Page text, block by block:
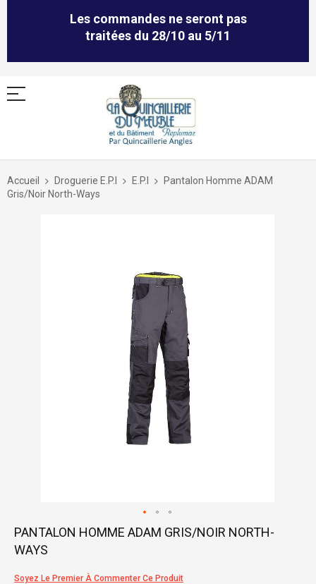
Les commandes ne seront pas
traitées du 28/10 au 5/11
Allez
contenu
Accueil Droguerie E.P.I E.P.I
Pantalon Homme ADAM
Gris/Noir North-Ways
Skip
the
of
PANTALON HOMME ADAM GRIS/NOIR NORTH-
WAYS
Soyez Le Premier À Commenter Ce Produit